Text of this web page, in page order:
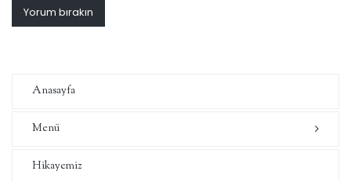
Yorum bırakın
Anasayfa
Menü
Hikayemiz